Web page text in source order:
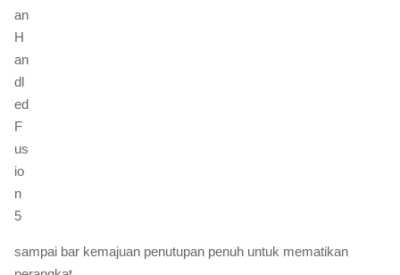
sampai bar kemajuan penutupan penuh untuk mematikan